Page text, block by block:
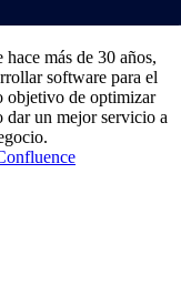
más de 30 años,
software para el
objetivo de optimizar
dar un mejor servicio a